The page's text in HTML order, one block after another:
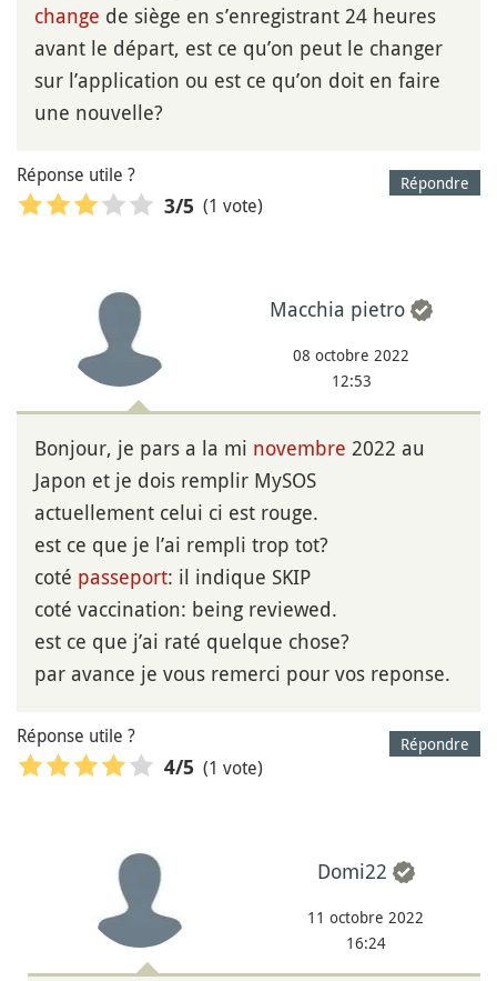
change de siège en s’enregistrant 24 heures
avant le départ, est ce qu’on peut le changer
sur l’application ou est ce qu’on doit en faire
une nouvelle?
Répondre
Réponse utile ?
3/5 (1 vote)
Macchia pietro
08 octobre 2022
12:53
Bonjour, je pars a la mi novembre 2022 au
Japon et je dois remplir MySOS
actuellement celui ci est rouge.
est ce que je l’ai rempli trop tot?
coté passeport: il indique SKIP
coté vaccination: being reviewed.
est ce que j’ai raté quelque chose?
par avance je vous remerci pour vos reponse.
Répondre
Réponse utile ?
4/5 (1 vote)
Domi22
11 octobre 2022
16:24